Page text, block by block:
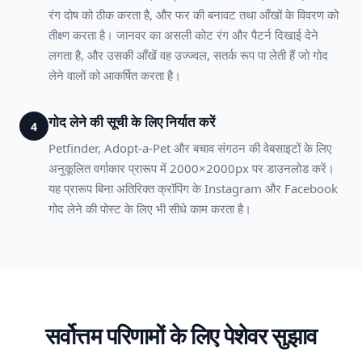
रंग दोष को ठीक करता है, और फर की बनावट तथा आँखों के विवरण को
तीक्ष्ण करता है। जानवर का असली कोट रंग और पैटर्न दिखाई देने
लगता है, और उसकी आँखें वह उज्ज्वल, सतर्क रूप पा लेती हैं जो गोद
लेने वालों को आकर्षित करता है।
4 गोद लेने की सूची के लिए निर्यात करें
Petfinder, Adopt-a-Pet और बचाव संगठन की वेबसाइटों के लिए
अनुकूलित वर्गाकार प्रारूप में 2000×2000px पर डाउनलोड करें।
यह प्रारूप बिना अतिरिक्त क्रॉपिंग के Instagram और Facebook
गोद लेने की पोस्ट के लिए भी सीधे काम करता है।
सर्वोत्तम परिणामों के लिए पेशेवर सुझाव